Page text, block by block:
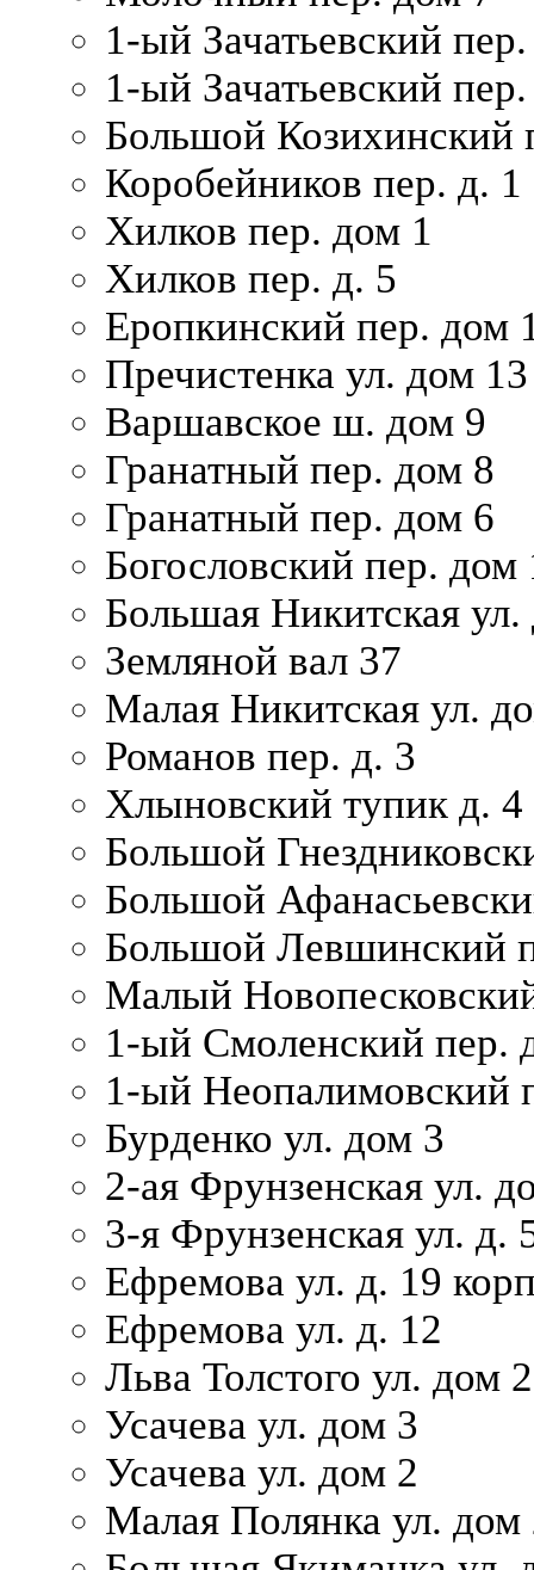
1-ый Зачатьевский
1-ый Зачатьевский
Большой Козихинский
Коробейников пер. д. 1
Хилков пер. дом 1
Хилков пер. д. 5
Еропкинский пер. дом
Пречистенка ул. дом 13
Варшавское ш. дом 9
Гранатный пер. дом 8
Гранатный пер. дом 6
Богословский пер.
Большая Никитская
Земляной вал 37
Малая Никитская ул.
Романов пер. д. 3
Хлыновский тупик д. 4
Большой
Большой
Большой Левшинский
Малый
1-ый Смоленский пер.
1-ый Неопалимовский
Бурденко ул. дом 3
2-ая Фрунзенская ул.
3-я Фрунзенская ул. д.
Ефремова ул. д. 19
Ефремова ул. д. 12
Льва Толстого ул. дом
Усачева ул. дом 3
Усачева ул. дом 2
Малая Полянка ул. дом